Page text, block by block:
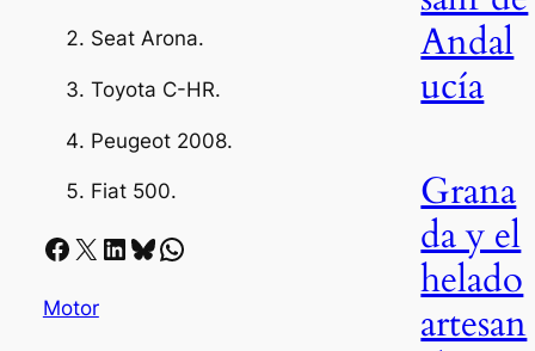
Seat Arona.
Toyota C-HR.
Peugeot 2008.
Fiat 500.
Facebook X LinkedIn Bluesky Whatsapp
Motor
Andal
ucía
Grana
da y el
helado
artesan